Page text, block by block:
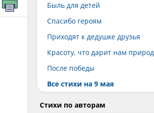
Быль для детей
Спасибо героям
Приходят к дедушке друзья
Красоту, что дарит нам
После победы
Все стихи на 9 мая
Стихи по авторам